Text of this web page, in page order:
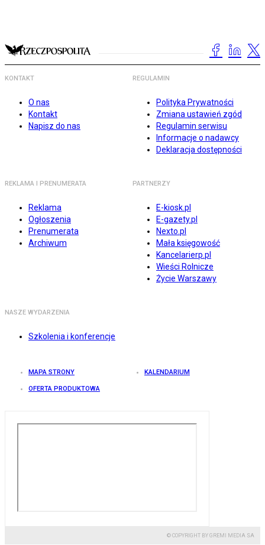
KONTAKT
O nas
Kontakt
Napisz do nas
REGULAMIN
Polityka Prywatności
Zmiana ustawień zgód
Regulamin serwisu
Informacje o nadawcy
Deklaracja dostępności
REKLAMA I PRENUMERATA
Reklama
Ogłoszenia
Prenumerata
Archiwum
PARTNERZY
E-kiosk.pl
E-gazety.pl
Nexto.pl
Mała księgowość
Kancelarierp.pl
Wieści Rolnicze
Życie Warszawy
NASZE WYDARZENIA
Szkolenia i konferencje
MAPA STRONY KALENDARIUM
OFERTA PRODUKTOWA
© COPYRIGHT BY GREMI MEDIA SA